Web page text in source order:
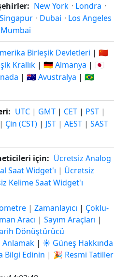
New York · Londra ·
Singapur · Dubai · Los Angeles
Mumbai
Birleşik Devletleri | 🇨🇳
Krallık | 🇩🇪 Almanya | 🇯🇵
| 🇦🇺 Avustralya | 🇧🇷
: UTC | GMT | CET | PST |
| Çin (CST) | JST | AEST | SAST
için: Ücretsiz Analog
Saat Widget'ı | Ücretsiz
Kelime Saat Widget'ı
| Zamanlayıcı | Çoklu-
Aracı | Sayım Araçları |
Dönüştürücü
Anlamak | ☀️ Güneş Hakkında
Bilgi Edinin | 🎉 Resmi Tatiller